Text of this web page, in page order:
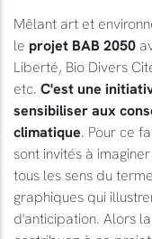
Mêlant art et
le projet BAB 2050
Liberté, Bio Divers
etc. C'est une
sensibiliser aux
climatique. Pour ce
sont invités à
tous les sens du
graphiques qui
d'anticipation. Alors